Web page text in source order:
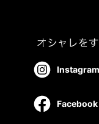
Instagram
Facebook